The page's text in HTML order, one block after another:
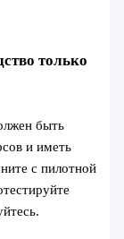
только
быть
и иметь
с пилотной